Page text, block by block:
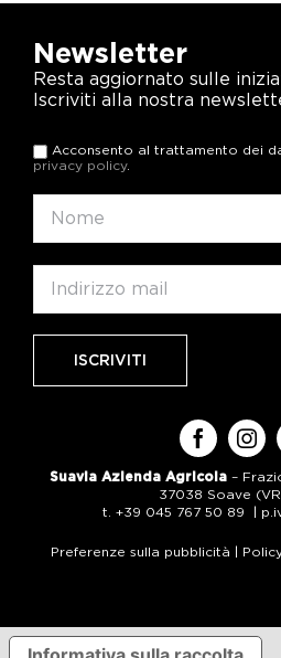
Newsletter
Resta aggiornato sulle
Iscriviti alla nostra
Acconsento al trattamento dei
privacy policy.
Suavia Azienda Agricola –
37038 Soave
t. +39 045 767 50 89 |
Preferenze sulla pubblicità |